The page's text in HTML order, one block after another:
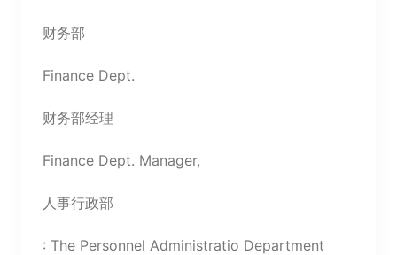
财务部
Finance Dept.
财务部经理
Finance Dept. Manager,
人事行政部
: The Personnel Administratio Department